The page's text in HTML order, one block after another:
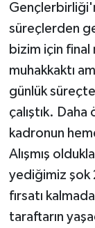
süreçlerden
bizim için final
muhakkaktı
günlük
çalıştık.
kadronun
Alışmış
yediğimiz şok
fırsatı
taraftarın